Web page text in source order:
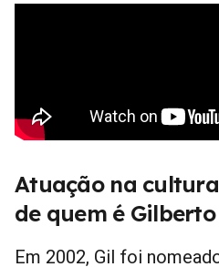
Atuação na
de quem é
Em 2002, Gil foi